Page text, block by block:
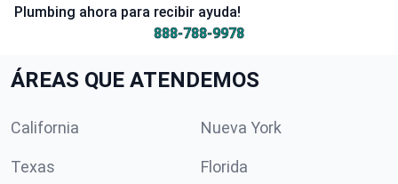
Plumbing ahora para recibir ayuda!
888-788-9978
ÁREAS QUE ATENDEMOS
California Nueva York
Texas Florida